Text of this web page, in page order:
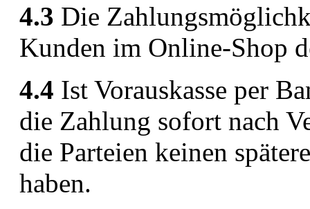
4.3 Die
Kunden im Online-Shop
4.4 Ist Vorauskasse per
die Zahlung sofort nach
die Parteien keinen
haben.